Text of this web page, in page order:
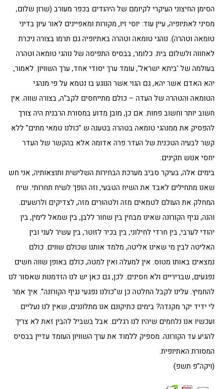
הסימן החיצוני העיקרי לקיומם של היהודים בכפר מעורב (שרון שלום,
מסיני לאתיופיה, עיין עוד: יוסי זיו, מקורות ומאפיינים לאור עיון בדיני
טומאה וטהרה). נוהגי טומאה וטהרה באתיופיה גם תרמו בצורה ניכרת
לאחווה ולשלום בית. כלומר, בבסיס התפיסה של נוהגי טומאה וטהרה
בעולמה של 'ביתא ישראל', עומד ערך יסודי אחד, ערך השוויון. לאמור,
יהא האדם אשר יהא, גם הגוי אשר הנוגע בו נטמא על פי מנהגי
הטומאה והטהרה של העדה – כולם מתייחסים לקב"ה, בצורה שווה. אין
חשוב יותר וחשוב פחות. אם כן, מובן מדוע במסורת הרבנית היה צורך
להפסיק את ממנהגי טומאה בטהרה בטענה ש "כולנו טמאי מתים" ללא
קשר לבעיה הטכנית של העדר פרה אדומה אלא בהקשר של העדר
יחסי אנוש תקינים.
בימים אלה, בעיקר סביב מערכת הבחירות השלישית ותוצאותיה, אני חש
שאנו מתחילים לאבד את השיח הטבעי, וזה הופך לשיח תחרותי. שיח
המחלק את העולם לטמאים מזה ולטהורים מזה, לצדיקים ולרשעים.
והנה, נגיף הקורונה שאינו מבחין בין שחור ללבן, בין שמאל לימין, בין
יהודי לערבי, בין חרדי לחילוני, בין בכיר לזוטר, בין עשיר לעני ובין
האליטה לבין מי שאינו אליטה, מלמד אותנו שכולם שווים. כולם
נמצאים באותו מטוס. אין למעלה ואין למטה, כולם באופן שווה חשים
נפגעים, שבריריים ולא חסינים. לכן, גם כאן יש לנו הזדמנות שאסור לנו
להחמיץ. עלינו לקבל החלטה כן ש"כולנו נפגעי נגיף הקורונה". איך אמר
לי ידיד יקר מקנדה? בימים כתיקונם אנו מתלוננים, שאין לנו נעליים
ועכשיו אנו נלחמים שיהיו לנו רגלים. אבל בשביל להבין זאת לא צריך
להגיע עד הקורונה. מספיק ללמוד את ערך השוויון העומד עדיין בבסיס
המסורת האתיופית.
(ויקה"פ תשפ)